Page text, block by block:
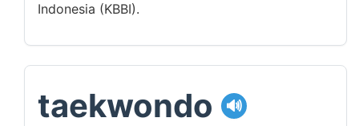
Indonesia (KBBI).
taekwondo 🔊